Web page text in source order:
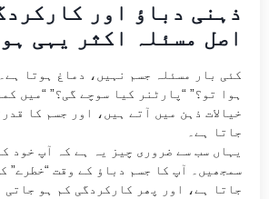
ذہنی دباؤ اور
اصل مسئلہ اکثر یہی
کئی بار مسئلہ جسم نہیں، دماغ ہوتا ہے۔
ہوا تو؟” “پارٹنر کیا سوچے گی؟” “میں
خیالات ذہن میں آتے ہیں، اور جسم کا
جاتا ہے۔
یہاں سب سے ضروری چیز یہ ہے کہ آپ خود
سمجھیں۔ آپ کا جسم دباؤ کے وقت “خطرے”
جاتا ہے، اور پھر کارکردگی کم ہو جاتی